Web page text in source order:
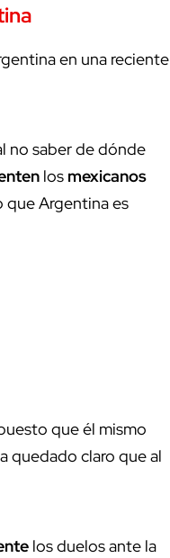
en una reciente
no saber de dónde
los mexicanos
que Argentina es
que él mismo
quedado claro que al
los duelos ante la